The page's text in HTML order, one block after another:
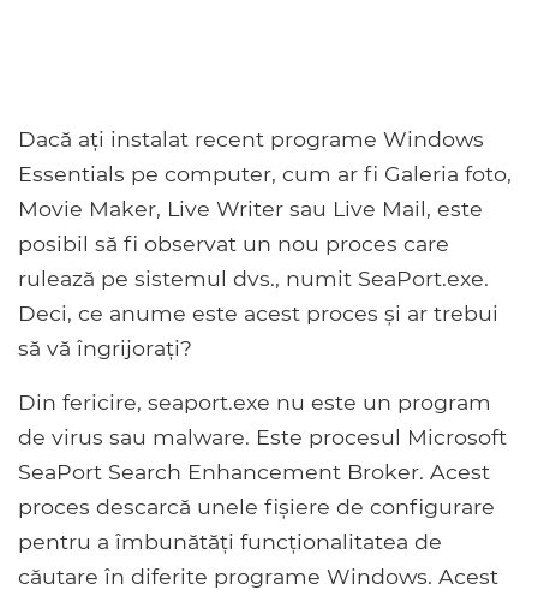
Dacă ați instalat recent programe Windows
Essentials pe computer, cum ar fi Galeria foto,
Movie Maker, Live Writer sau Live Mail, este
posibil să fi observat un nou proces care
rulează pe sistemul dvs., numit SeaPort.exe.
Deci, ce anume este acest proces și ar trebui
să vă îngrijorați?
Din fericire, seaport.exe nu este un program
de virus sau malware. Este procesul Microsoft
SeaPort Search Enhancement Broker. Acest
proces descarcă unele fișiere de configurare
pentru a îmbunătăți funcționalitatea de
căutare în diferite programe Windows. Acest